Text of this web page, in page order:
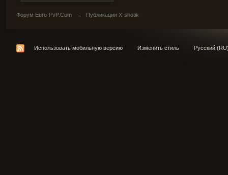
Форум Euro-PvP.Com → Публикации X-shotik
Использовать мобильную версию Изменить стиль Русский